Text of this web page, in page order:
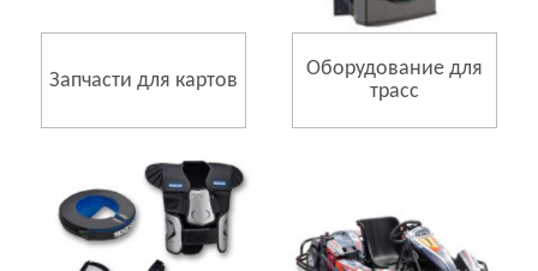
Запчасти для картов
Оборудование для
трасс